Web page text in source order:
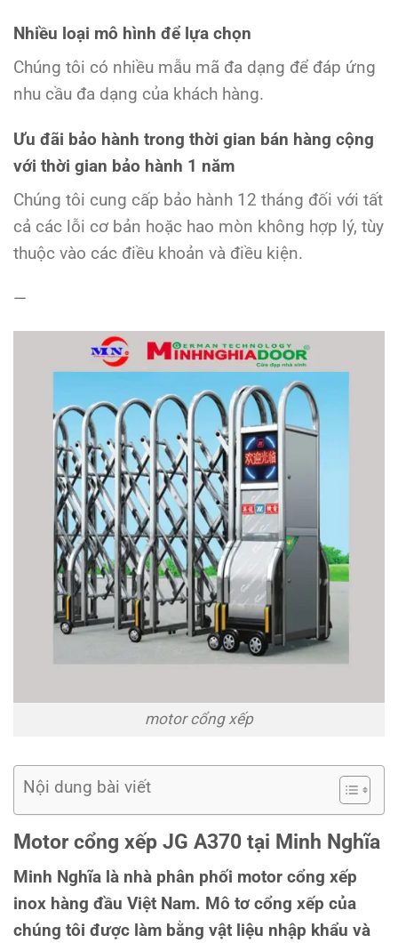
Nhiều loại mô hình để lựa chọn
Chúng tôi có nhiều mẫu mã đa dạng để đáp ứng
nhu cầu đa dạng của khách hàng.
Ưu đãi bảo hành trong thời gian bán hàng cộng
với thời gian bảo hành 1 năm
Chúng tôi cung cấp bảo hành 12 tháng đối với tất
cả các lỗi cơ bản hoặc hao mòn không hợp lý, tùy
thuộc vào các điều khoản và điều kiện.
—
motor cổng xếp
Nội dung bài viết
Motor cổng xếp JG A370 tại Minh Nghĩa
Minh Nghĩa là nhà phân phối motor cổng xếp
inox hàng đầu Việt Nam. Mô tơ cổng xếp của
chúng tôi được làm bằng vật liệu nhập khẩu và